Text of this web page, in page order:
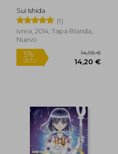
Sui Ishida
(1)
Ivrea, 2014, Tapa Blanda,
Nuevo
5%
dcto.